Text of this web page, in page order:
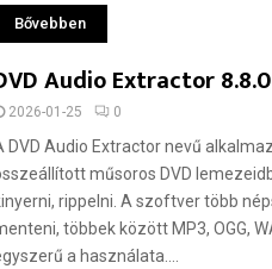
Bővebben
Audio Extractor 8.8.0
2026-01-25 0
DVD Audio Extractor nevű
műsoros DVD
rippelni. A szoftver több
többek között MP3, OGG,
a használata....